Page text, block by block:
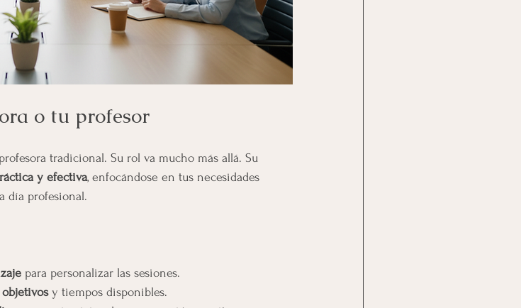
o tu profesor
tradicional. Su rol va mucho más allá. Su
y efectiva, enfocándose en tus necesidades
día profesional.
para personalizar las sesiones.
y tiempos disponibles.